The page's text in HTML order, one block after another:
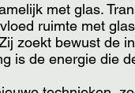
met glas.
ruimte met
zoekt bewust de
is de energie die